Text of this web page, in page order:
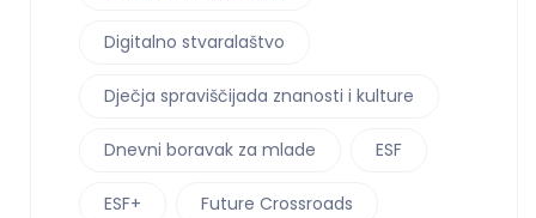
Digitalno stvaralaštvo
Dječja spraviščijada znanosti i kulture
Dnevni boravak za mlade ESF
ESF+ Future Crossroads